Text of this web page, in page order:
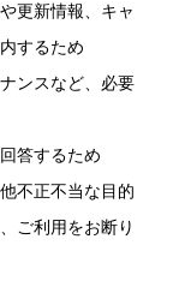
更新情報、キャ
するため
ンスなど、必要
答するため
不正不当な目的
ご利用をお断り